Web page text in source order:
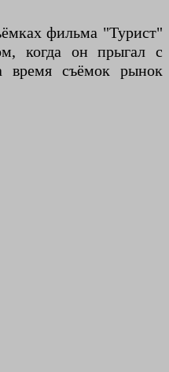
фильма "Турист"
когда он прыгал с
съёмок рынок